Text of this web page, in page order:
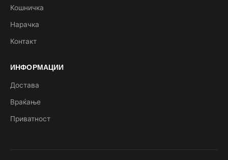
Кошничка
Нарачка
Контакт
ИНФОРМАЦИИ
Достава
Враќање
Приватност